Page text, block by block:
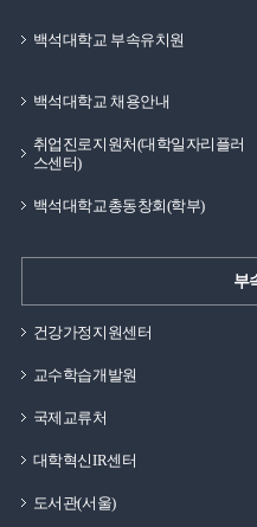
백석대학교 부속유치원
백석대학교 채용안내
취업진로지원처(대학일자리플러
스센터)
백석대학교총동창회(학부)
부
건강가정지원센터
교수학습개발원
국제교류처
대학혁신IR센터
도서관(서울)